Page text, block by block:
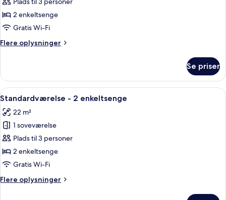
Twin
Plus
2 enkeltsenge
Gratis Wi-Fi
Flere oplysninger
Flere
Twin
Plus
Room
Se priser
Indlæs
alle
billeder
af
Standardværelse
-
2
Et hotelværelse med en seng, to
6
Standardværelse - 2 enkeltsenge
22 m²
1 soveværelse
Plads til 3 personer
2 enkeltsenge
Gratis Wi-Fi
Flere oplysninger
Flere